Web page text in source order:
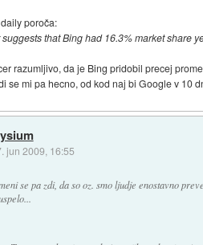
poroča:
that Bing had 16.3% market share
razumljivo, da je Bing pridobil precej
se mi pa hecno, od kod naj bi Google v 10
jun 2009, 16:55
se pa zdi, da so oz. smo ljudje enostavno